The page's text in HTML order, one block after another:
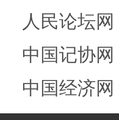
人民论坛网
中国记协网
中国经济网